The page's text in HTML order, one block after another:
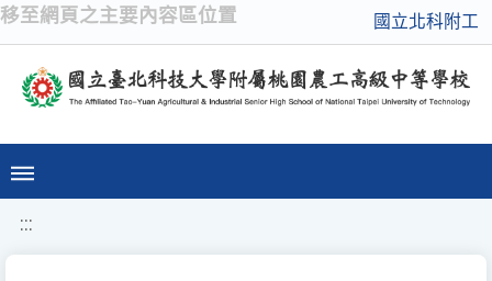
移至網頁之主要內容區位置 國立北科附工
:::